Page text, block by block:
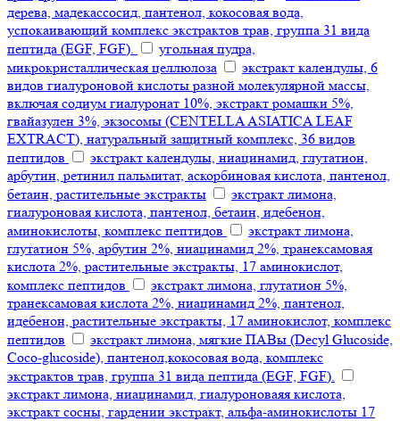
дерева, мадекассосид, пантенол, кокосовая вода,
успокаивающий комплекс экстрактов трав, группа 31 вида
пептида (EGF, FGF).
угольная пудра,
микрокристаллическая целлюлоза
экстракт календулы, 6
видов гиалуроновой кислоты разной молекулярной массы,
включая содиум гиалуронат 10%, экстракт ромашки 5%,
гвайазулен 3%, экзосомы (CENTELLA ASIATICA LEAF
EXTRACT), натуральный защитный комплекс, 36 видов
пептидов
экстракт календулы, ниацинамид, глутатион,
арбутин, ретинил пальмитат, аскорбиновая кислота, пантенол,
бетаин, растительные экстракты
экстракт лимона,
гиалуроновая кислота, пантенол, бетаин, идебенон,
аминокислоты, комплекс пептидов
экстракт лимона,
глутатион 5%, арбутин 2%, ниацинамид 2%, транексамовая
кислота 2%, растительные экстракты, 17 аминокислот,
комплекс пептидов
экстракт лимона, глутатион 5%,
транексамовая кислота 2%, ниацинамид 2%, пантенол,
идебенон, растительные экстракты, 17 аминокислот, комплекс
пептидов
экстракт лимона, мягкие ПАВы (Decyl Glucoside,
Coco-glucoside), пантенол,кокосовая вода, комплекс
экстрактов трав, группа 31 вида пептида (EGF, FGF).
экстракт лимона, ниацинамид, гиалуроноваяя кислота,
экстракт сосны, гардении экстракт, альфа-аминокислоты 17